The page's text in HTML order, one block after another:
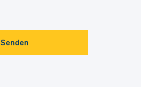
Senden